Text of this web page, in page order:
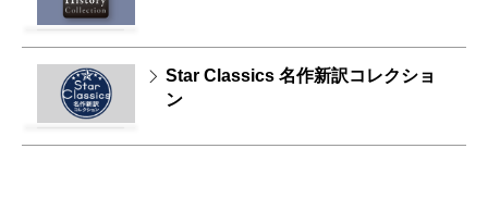
Star Classics 名作新訳コレクショ
ン